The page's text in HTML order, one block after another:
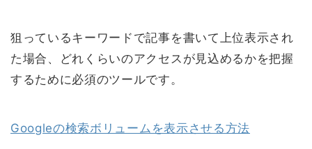
狙っているキーワードで記事を書いて上位表示され
た場合、どれくらいのアクセスが見込めるかを把握
するために必須のツールです。
Googleの検索ボリュームを表示させる方法